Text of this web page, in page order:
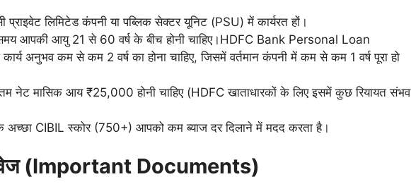
प्राइवेट लिमिटेड कंपनी या पब्लिक सेक्टर यूनिट (PSU) में कार्यरत हों।
आपकी आयु 21 से 60 वर्ष के बीच होनी चाहिए।HDFC Bank Personal Loan
अनुभव कम से कम 2 वर्ष का होना चाहिए, जिसमें वर्तमान कंपनी में कम से कम 1 वर्ष पूरा हो
नेट मासिक आय ₹25,000 होनी चाहिए (HDFC खाताधारकों के लिए इसमें कुछ रियायत संभव
अच्छा CIBIL स्कोर (750+) आपको कम ब्याज दर दिलाने में मदद करता है।
(Important Documents)